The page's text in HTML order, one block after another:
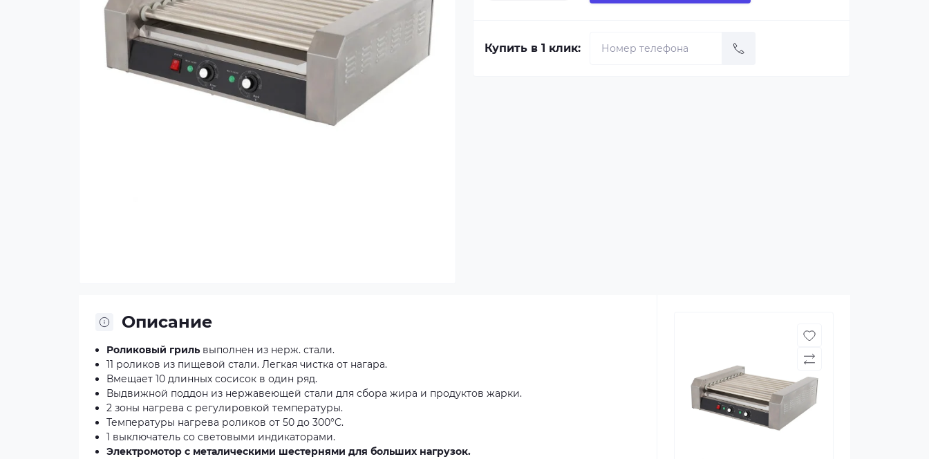
Купить в 1 клик:
Описание
Роликовый гриль выполнен из нерж. стали.
11 роликов из пищевой стали. Легкая чистка от нагара.
Вмещает 10 длинных сосисок в один ряд.
Выдвижной поддон из нержавеющей стали для сбора жира и продуктов жарки.
2 зоны нагрева с регулировкой температуры.
Температуры нагрева роликов от 50 до 300°C.
1 выключатель со световыми индикаторами.
Электромотор с металическими шестернями для больших нагрузок.